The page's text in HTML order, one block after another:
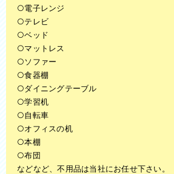
○電子レンジ
○テレビ
○ベッド
○マットレス
○ソファー
○食器棚
○ダイニングテーブル
○学習机
○自転車
○オフィスの机
○本棚
○布団
などなど、不用品は当社にお任せ下さい。